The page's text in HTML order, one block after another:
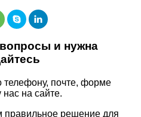
и нужна
почте, форме
нас на сайте.
правильное решение для